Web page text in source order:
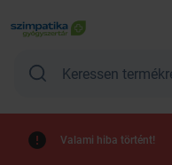
Valami hiba történt!